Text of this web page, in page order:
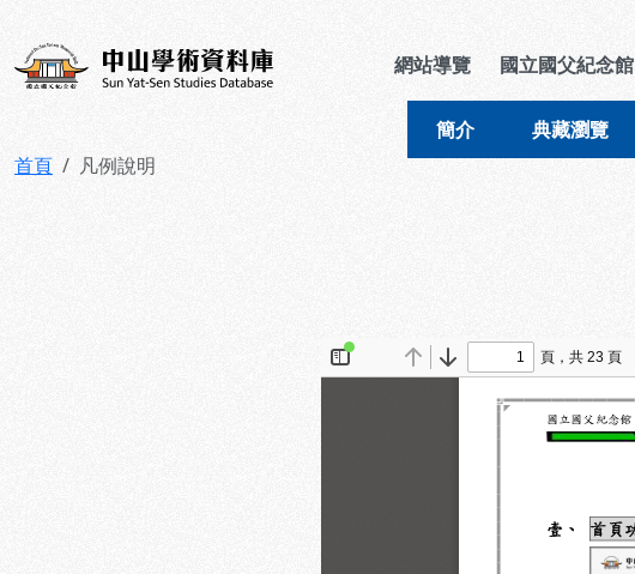
中山學術資料庫 網站導覽 國立國父紀念館
簡介 典藏瀏覽
首頁 凡例說明